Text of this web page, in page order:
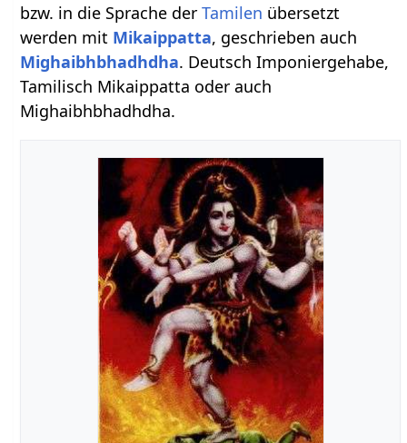
bzw. in die Sprache derTamilen übersetzt
werden mit Mikaippatta, geschrieben auch
Mighaibhbhadhdha. Deutsch Imponiergehabe,
Tamilisch Mikaippatta oder auch
Mighaibhbhadhdha.